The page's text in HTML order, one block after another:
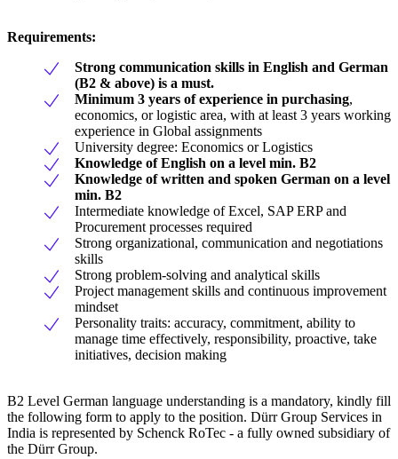
Requirements:
Strong communication skills in English and German
(B2 & above) is a must.
Minimum 3 years of experience in purchasing,
economics, or logistic area, with at least 3 years working
experience in Global assignments
University degree: Economics or Logistics
Knowledge of English on a level min. B2
Knowledge of written and spoken German on a level
min. B2
Intermediate knowledge of Excel, SAP ERP and
Procurement processes required
Strong organizational, communication and negotiations
skills
Strong problem-solving and analytical skills
Project management skills and continuous improvement
mindset
Personality traits: accuracy, commitment, ability to
manage time effectively, responsibility, proactive, take
initiatives, decision making
B2 Level German language understanding is a mandatory, kindly fill
the following form to apply to the position. Dürr Group Services in
India is represented by Schenck RoTec - a fully owned subsidiary of
the Dürr Group.